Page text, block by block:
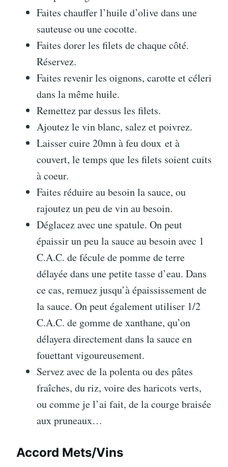
Faites chauffer l’huile d’olive dans une
sauteuse ou une cocotte.
Faites dorer les filets de chaque côté.
Réservez.
Faites revenir les oignons, carotte et céleri
dans la même huile.
Remettez par dessus les filets.
Ajoutez le vin blanc, salez et poivrez.
Laisser cuire 20mn à feu doux et à
couvert, le temps que les filets soient cuits
à coeur.
Faites réduire au besoin la sauce, ou
rajoutez un peu de vin au besoin.
Déglacez avec une spatule. On peut
épaissir un peu la sauce au besoin avec 1
C.A.C. de fécule de pomme de terre
délayée dans une petite tasse d’eau. Dans
ce cas, remuez jusqu’à épaississement de
la sauce. On peut également utiliser 1/2
C.A.C. de gomme de xanthane, qu’on
délayera directement dans la sauce en
fouettant vigoureusement.
Servez avec de la polenta ou des pâtes
fraîches, du riz, voire des haricots verts,
ou comme je l’ai fait, de la courge braisée
aux pruneaux…
Accord Mets/Vins